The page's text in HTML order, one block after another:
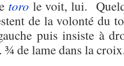
toro le voit, lui.
de la volonté du
puis insiste à
¾ de lame dans la